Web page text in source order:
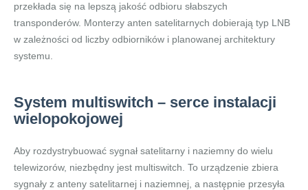
przekłada się na lepszą jakość odbioru słabszych
transponderów. Monterzy anten satelitarnych dobierają typ LNB
w zależności od liczby odbiorników i planowanej architektury
systemu.
System multiswitch – serce instalacji
wielopokojowej
Aby rozdystrybuować sygnał satelitarny i naziemny do wielu
telewizorów, niezbędny jest multiswitch. To urządzenie zbiera
sygnały z anteny satelitarnej i naziemnej, a następnie przesyła